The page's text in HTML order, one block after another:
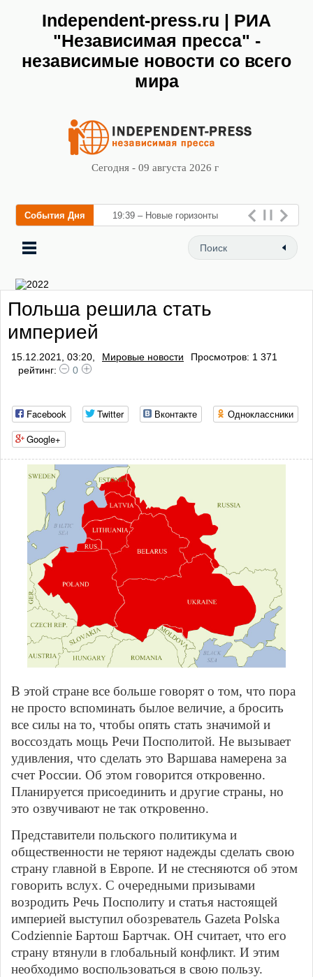
Independent-press.ru | РИА
"Независимая пресса" -
независимые новости со всего
мира
Сегодня - 09 августа 2026 г
События Дня 19:39 – Новые горизонты
флебологии: в Москве
открылся «Городской центр
Польша решила стать
империей
15.12.2021, 03:20, Мировые новости
Просмотров: 1 371
рейтинг:
0
Facebook Twitter Вконтакте
Одноклассники
Google+
В этой стране все больше говорят о том, что пора
не просто вспоминать былое величие, а бросить
все силы на то, чтобы опять стать значимой и
воссоздать мощь Речи Посполитой. Не вызывает
удивления, что сделать это Варшава намерена за
счет России. Об этом говорится откровенно.
Планируется присоединить и другие страны, но
это озвучивают не так откровенно.
Представители польского политикума и
общественности не теряют надежды сделать свою
страну главной в Европе. И не стесняются об этом
говорить вслух. С очередными призывами
возродить Речь Посполиту и статья настоящей
империей выступил обозреватель Gazeta Polska
Codziennie Бартош Бартчак. ОН считает, что его
страну втянули в глобальный конфликт. И этим
необходимо воспользоваться в свою пользу.